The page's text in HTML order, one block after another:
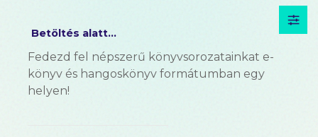
Betöltés alatt...
Fedezd fel népszerű könyvsorozatainkat e-
könyv és hangoskönyv formátumban egy
helyen!